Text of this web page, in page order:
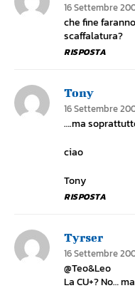
16 Settembre
che fine
scaffalatura?
RISPOSTA
Tony
16 Settembre
….ma
ciao
Tony
RISPOSTA
Tyrser
16 Settembre
@Teo&Leo
La CU+? No…